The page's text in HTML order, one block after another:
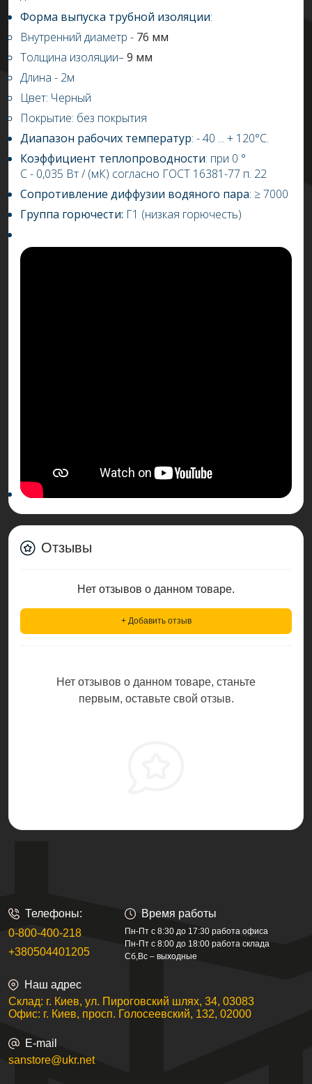
Форма выпуска трубной изоляции:
Внутренний диаметр - 76 мм
Толщина изоляции–9 мм
Длина - 2м
Цвет: Черный
Покрытие: без покрытия
Диапазон рабочих температур: -40 ... + 120°С.
Коэффициент теплопроводности: при 0 °
С- 0,035 Вт / (мК) согласно ГОСТ 16381-77 п. 22
Сопротивление диффузии водяного пара: ≥7000
Группа горючести: Г1 (низкая горючесть)
Отзывы
Нет отзывов о данном товаре.
+ Добавить отзыв
Нет отзывов о данном товаре, станьте
первым, оставьте свой отзыв.
Телефоны:
0-800-400-218
+380504401205
Время работы
Пн-Пт с 8:30 до 17:30 работа офиса
Пн-Пт с 8:00 до 18:00 работа склада
Сб,Вс – выходные
Наш адрес
Склад: г. Киев, ул. Пироговский шлях, 34, 03083
Офис: г. Киев, просп. Голосеевский, 132, 02000
E-mail
sanstore@ukr.net